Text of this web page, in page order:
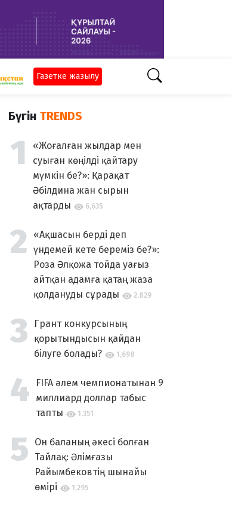
Газетке жазылу
Бүгін TRENDS
«Жоғалған жылдар мен
суыған көңілді қайтару
мүмкін бе?»: Қарақат
Әбілдина жан сырын
ақтарды
6,635
«Ақшасын берді деп
үндемей кете береміз бе?»:
Роза Әлқожа тойда уағыз
айтқан адамға қатаң жаза
қолдануды сұрады
2,829
Грант конкурсының
қорытындысын қайдан
білуге болады?
1,698
FIFA әлем чемпионатынан 9
миллиард доллар табыс
тапты
1,351
Он баланың әкесі болған
Тайлақ: Әлімғазы
Райымбековтің шынайы
өмірі
1,295